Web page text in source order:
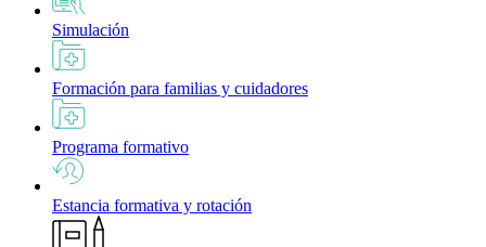
Simulación
Formación para familias y cuidadores
Programa formativo
Estancia formativa y rotación